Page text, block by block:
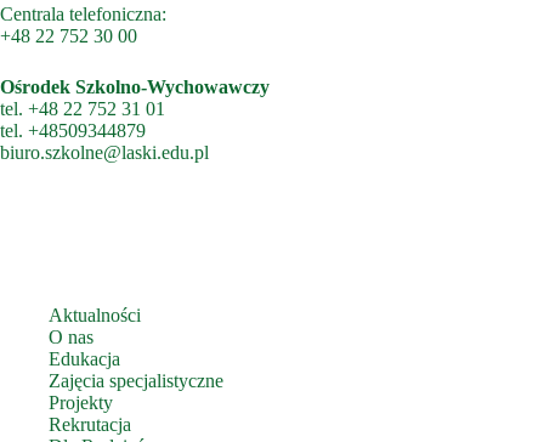
Centrala telefoniczna:
+48 22 752 30 00
Ośrodek Szkolno-Wychowawczy
tel. +48 22 752 31 01
tel. +48509344879
biuro.szkolne@laski.edu.pl
Aktualności
O nas
Edukacja
Zajęcia specjalistyczne
Projekty
Rekrutacja